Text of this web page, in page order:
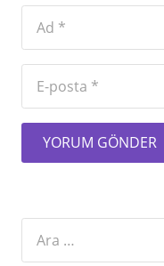
YORUM GÖNDER